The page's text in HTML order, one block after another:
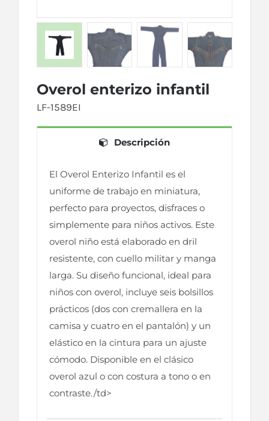
Overol enterizo infantil
LF-1589EI
Descripción
El Overol Enterizo Infantil es el
uniforme de trabajo en miniatura,
perfecto para proyectos, disfraces o
simplemente para niños activos. Este
overol niño está elaborado en dril
resistente, con cuello militar y manga
larga. Su diseño funcional, ideal para
niños con overol, incluye seis bolsillos
prácticos (dos con cremallera en la
camisa y cuatro en el pantalón) y un
elástico en la cintura para un ajuste
cómodo. Disponible en el clásico
overol azul o con costura a tono o en
contraste./td>